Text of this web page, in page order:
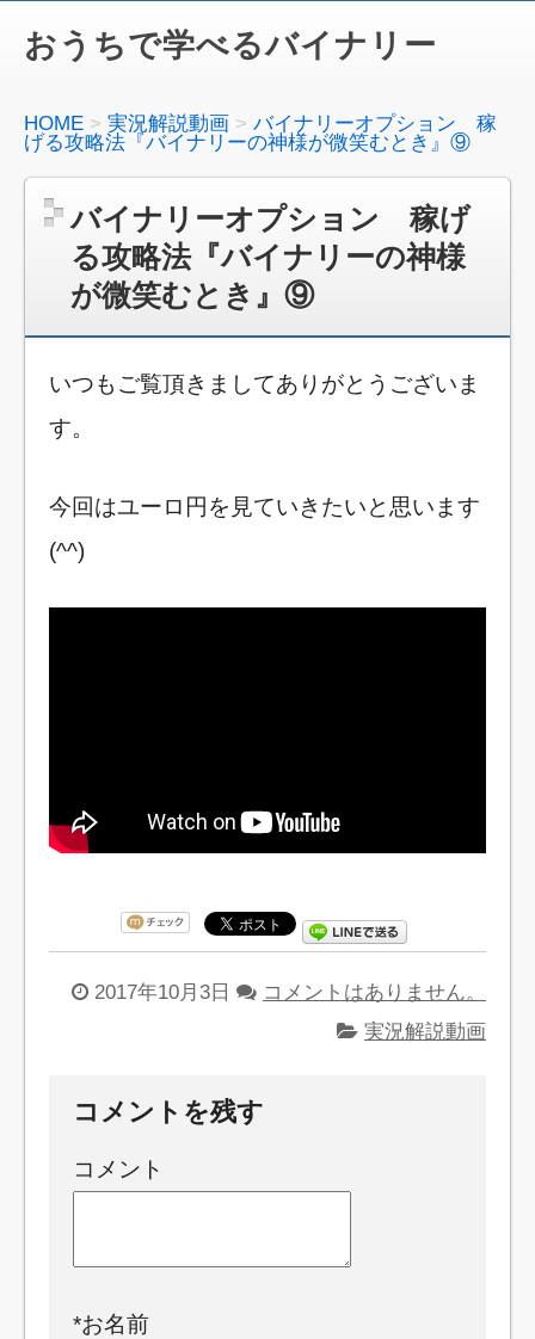
おうちで学べるバイナリー
HOME 実況解説動画
バイナリーオプション 稼
げる攻略法『バイナリーの神様が微笑むとき』⑨
バイナリーオプション 稼げ
る攻略法『バイナリーの神様
が微笑むとき』⑨
いつもご覧頂きましてありがとうございま
す。
今回はユーロ円を見ていきたいと思います
(^^)
2017年10月3日
コメントはありません。
実況解説動画
コメントを残す
コメント
*お名前